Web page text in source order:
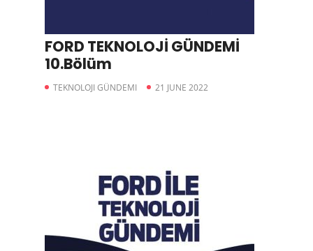
FORD TEKNOLOJİ GÜNDEMİ
10.Bölüm
TEKNOLOJI GÜNDEMI 21 JUNE 2022